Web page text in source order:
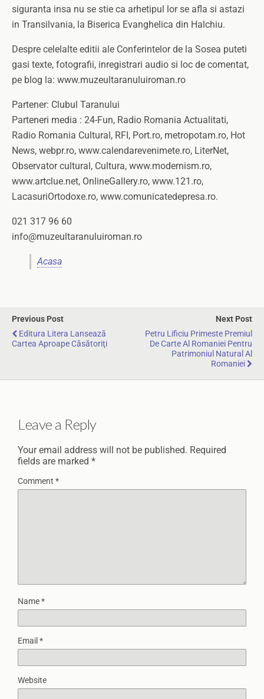
siguranta insa nu se stie ca arhetipul lor se afla si astazi
in Transilvania, la Biserica Evanghelica din Halchiu.
Despre celelalte editii ale Conferintelor de la Sosea puteti
gasi texte, fotografii, inregistrari audio si loc de comentat,
pe blog la: www.muzeultaranuluiroman.ro
Partener: Clubul Taranului
Parteneri media : 24-Fun, Radio Romania Actualitati,
Radio Romania Cultural, RFI, Port.ro, metropotam.ro, Hot
News, webpr.ro, www.calendarevenimete.ro, LiterNet,
Observator cultural, Cultura, www.modernism.ro,
www.artclue.net, OnlineGallery.ro, www.121.ro,
LacasuriOrtodoxe.ro, www.comunicatedepresa.ro.
021 317 96 60
info@muzeultaranuluiroman.ro
Acasa
Previous Post
Editura Litera Lansează
Cartea Aproape Căsătoriţi
Next Post
Petru Lificiu Primeste Premiul
De Carte Al Romaniei Pentru
Patrimoniul Natural Al
Romaniei
Leave a Reply
Your email address will not be published. Required
fields are marked *
Comment *
Name*
Email *
Website